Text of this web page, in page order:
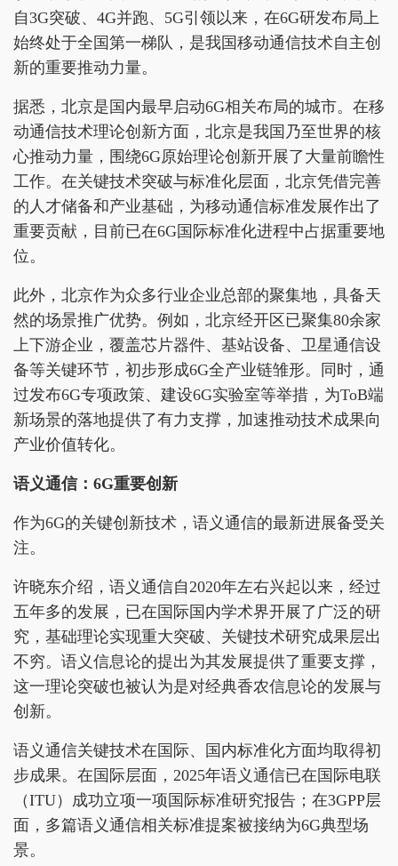
自3G突破、4G并跑、5G引领以来，在6G研发布局上
始终处于全国第一梯队，是我国移动通信技术自主创
新的重要推动力量。
据悉，北京是国内最早启动6G相关布局的城市。在移
动通信技术理论创新方面，北京是我国乃至世界的核
心推动力量，围绕6G原始理论创新开展了大量前瞻性
工作。在关键技术突破与标准化层面，北京凭借完善
的人才储备和产业基础，为移动通信标准发展作出了
重要贡献，目前已在6G国际标准化进程中占据重要地
位。
此外，北京作为众多行业企业总部的聚集地，具备天
然的场景推广优势。例如，北京经开区已聚集80余家
上下游企业，覆盖芯片器件、基站设备、卫星通信设
备等关键环节，初步形成6G全产业链雏形。同时，通
过发布6G专项政策、建设6G实验室等举措，为ToB端
新场景的落地提供了有力支撑，加速推动技术成果向
产业价值转化。
语义通信：6G重要创新
作为6G的关键创新技术，语义通信的最新进展备受关
注。
许晓东介绍，语义通信自2020年左右兴起以来，经过
五年多的发展，已在国际国内学术界开展了广泛的研
究，基础理论实现重大突破、关键技术研究成果层出
不穷。语义信息论的提出为其发展提供了重要支撑，
这一理论突破也被认为是对经典香农信息论的发展与
创新。
语义通信关键技术在国际、国内标准化方面均取得初
步成果。在国际层面，2025年语义通信已在国际电联
（ITU）成功立项一项国际标准研究报告；在3GPP层
面，多篇语义通信相关标准提案被接纳为6G典型场
景。